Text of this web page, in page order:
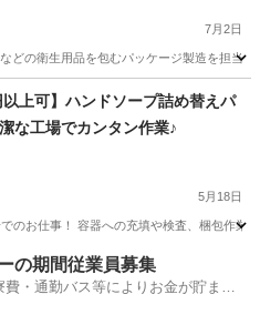
7月2日
どの衛生用品を包むパッケージ製造を担
ジ 上可】ハンドソープ詰め替えパ
な工場でカンタン作業♪
5月18日
のお仕事！ 容器への充填や検査、梱包作
の期間従業員募集
費・通勤バス等によりお金が貯まり